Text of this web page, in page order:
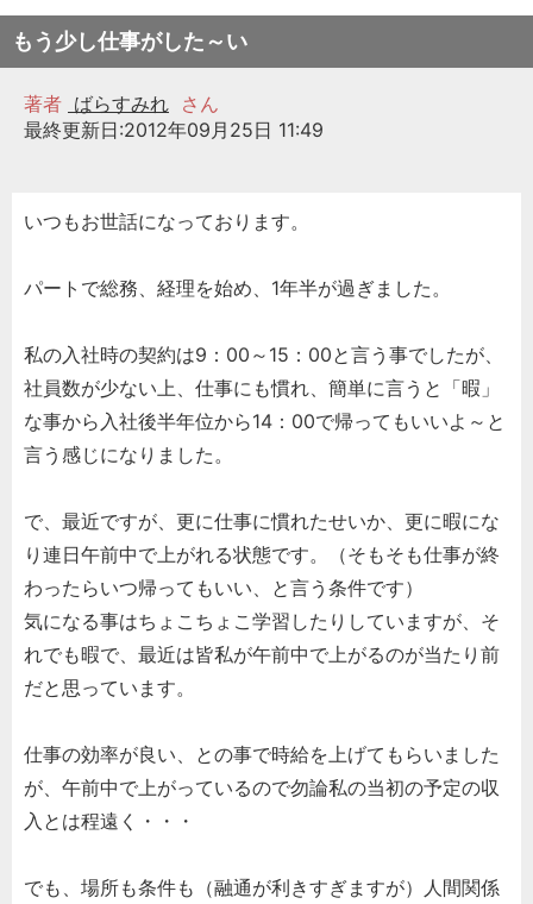
もう少し仕事がした～い
著者 ばらすみれ さん
最終更新日:2012年09月25日 11:49
いつもお世話になっております。
パートで総務、経理を始め、1年半が過ぎました。
私の入社時の契約は9：00～15：00と言う事でしたが、
社員数が少ない上、仕事にも慣れ、簡単に言うと「暇」
な事から入社後半年位から14：00で帰ってもいいよ～と
言う感じになりました。
で、最近ですが、更に仕事に慣れたせいか、更に暇にな
り連日午前中で上がれる状態です。（そもそも仕事が終
わったらいつ帰ってもいい、と言う条件です）
気になる事はちょこちょこ学習したりしていますが、そ
れでも暇で、最近は皆私が午前中で上がるのが当たり前
だと思っています。
仕事の効率が良い、との事で時給を上げてもらいました
が、午前中で上がっているので勿論私の当初の予定の収
入とは程遠く・・・
でも、場所も条件も（融通が利きすぎますが）人間関係